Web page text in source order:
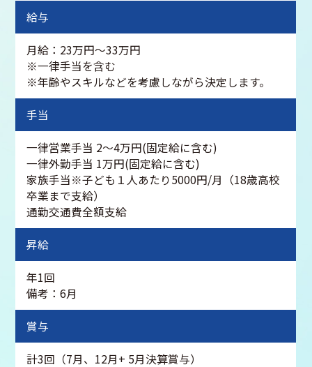
給与
月給：23万円～33万円
※一律手当を含む
※年齢やスキルなどを考慮しながら決定します。
手当
一律営業手当 2～4万円(固定給に含む)
一律外勤手当 1万円(固定給に含む)
家族手当※子ども１人あたり5000円/月（18歳高校
卒業まで支給）
通勤交通費全額支給
昇給
年1回
備考：6月
賞与
計3回（7月、12月+ 5月決算賞与）